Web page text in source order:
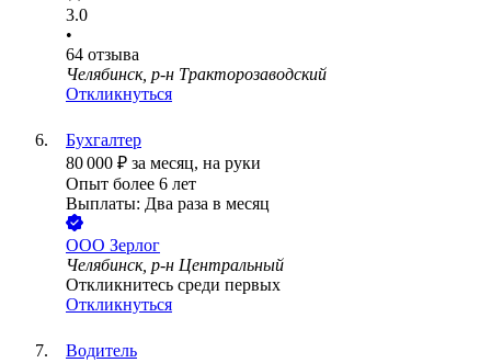
3.0
•
64 отзыва
Челябинск, р-н Тракторозаводский
Откликнуться
Бухгалтер
80 000 ₽ за месяц, на руки
Опыт более 6 лет
Выплаты: Два раза в месяц
ООО Зерлог
Челябинск, р-н Центральный
Откликнитесь среди первых
Откликнуться
Водитель